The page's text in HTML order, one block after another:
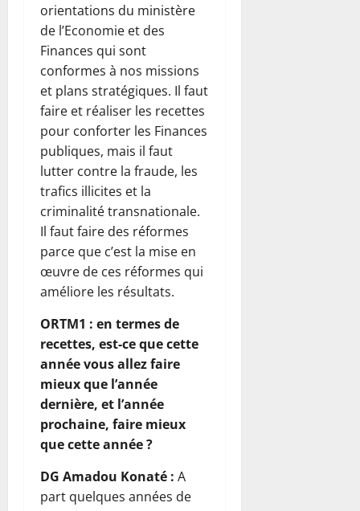
orientations du ministère
de l’Economie et des
Finances qui sont
conformes à nos missions
et plans stratégiques. Il faut
faire et réaliser les recettes
pour conforter les Finances
publiques, mais il faut
lutter contre la fraude, les
trafics illicites et la
criminalité transnationale.
Il faut faire des réformes
parce que c’est la mise en
œuvre de ces réformes qui
améliore les résultats.
ORTM1 : en termes de
recettes, est-ce que cette
année vous allez faire
mieux que l’année
dernière, et l’année
prochaine, faire mieux
que cette année ?
DG Amadou Konaté : A
part quelques années de